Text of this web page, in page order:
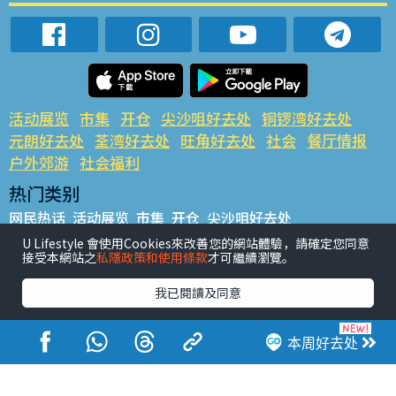
本周好去处
活动展览 市集 开仓 尖沙咀好去处 铜锣湾好去处
元朗好去处 荃湾好去处 旺角好去处 社会 餐厅情报
户外郊游 社会福利
热门类别
网民热话 活动展览 市集 开仓 尖沙咀好去处
铜锣湾好去处 元朗好去处 荃湾好去处 旺角好去处 社会
餐厅情报 户外郊游
热门标签
#UGO揾好去处 #人气活动推介 #美食社群热话
#亲子玩乐好去处
#ULifestyle应用程式
#限时抢
#UJetso礼物放送
#ULifestyle商户中心 #著数 #网络热话
U Lifestyle 會使用Cookies來改善您的網站體驗，請確定您同意
接受本網站之私隱政策和使用條款才可繼續瀏覽。
我已閱讀及同意